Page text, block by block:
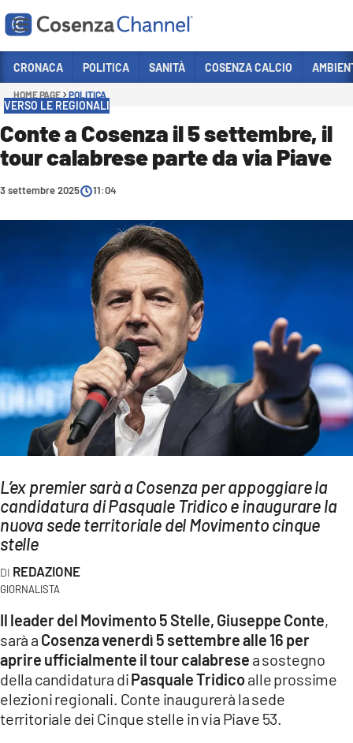
Sezioni
POLITICA
Streaming
LAC TV
LAC NETWORK
LAC ONAIR
LaC
Network
LACPLAY.IT
LACTV.IT
LACONAIR.IT
LACITYMAG.IT
ILREGGINO.IT
COSENZACHANNEL.IT
CRONACA POLITICA SANITÀ COSENZA CALCIO
HOME PAGE POLITICA
VERSO LE REGIONALI
Conte a Cosenza il 5 settembre, il
tour calabrese parte da via Piave
3 settembre 2025 11:04
L’ex premier sarà a Cosenza per appoggiare la
candidatura di Pasquale Tridico e inaugurare la
nuova sede territoriale del Movimento cinque
stelle
REDAZIONE
GIORNALISTA
Il leader del Movimento 5 Stelle, Giuseppe Conte,
sarà a Cosenza venerdì 5 settembre alle 16 per
aprire ufficialmente il tour calabrese a sostegno
della candidatura diPasquale Tridicoalle prossime
elezioni regionali. Conte inaugurerà la sede
territoriale dei Cinque stelle in via Piave 53.